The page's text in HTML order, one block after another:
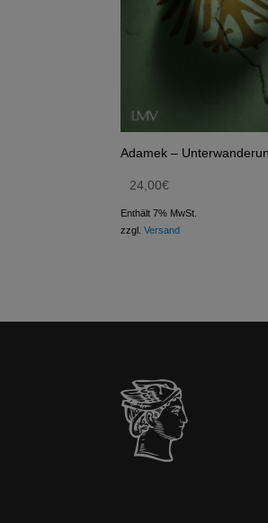
Adamek –
24,00€
Enthält 7% MwSt.
zzgl.Versand